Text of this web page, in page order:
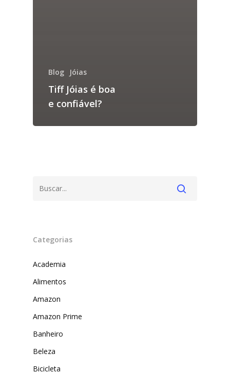
Blog Jóias
Tiff Jóias é boa
e confiável?
Categorias
Academia
Alimentos
Amazon
Amazon Prime
Banheiro
Beleza
Bicicleta